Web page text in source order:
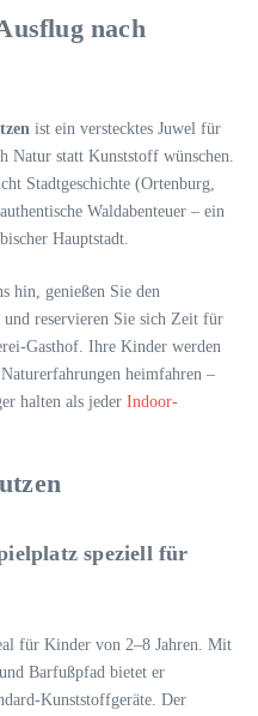
nach
ist ein verstecktes Juwel für
Natur statt Kunststoff wünschen.
Stadtgeschichte (Ortenburg,
Waldabenteuer – ein
Hauptstadt.
hin, genießen Sie den
reservieren Sie sich Zeit für
Gasthof. Ihre Kinder werden
heimfahren –
halten als jeder Indoor-
speziell für
für Kinder von 2–8 Jahren. Mit
Barfußpfad bietet er
Kunststoffgeräte. Der